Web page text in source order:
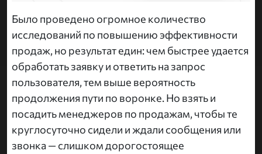
Было проведено огромное количество
исследований по повышению эффективности
продаж, но результат един: чем быстрее удается
обработать заявку и ответить на запрос
пользователя, тем выше вероятность
продолжения пути по воронке. Но взять и
посадить менеджеров по продажам, чтобы те
круглосуточно сидели и ждали сообщения или
звонка — слишком дорогостоящее